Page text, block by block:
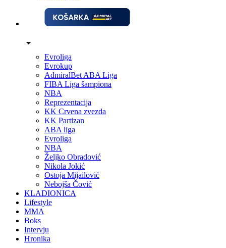
Evroliga
Evrokup
AdmiralBet ABA Liga
FIBA Liga šampiona
NBA
Reprezentacija
KK Crvena zvezda
KK Partizan
ABA liga
Evroliga
NBA
Željko Obradović
Nikola Jokić
Ostoja Mijailović
Nebojša Čović
KLADIONICA
Lifestyle
MMA
Boks
Intervju
Hronika